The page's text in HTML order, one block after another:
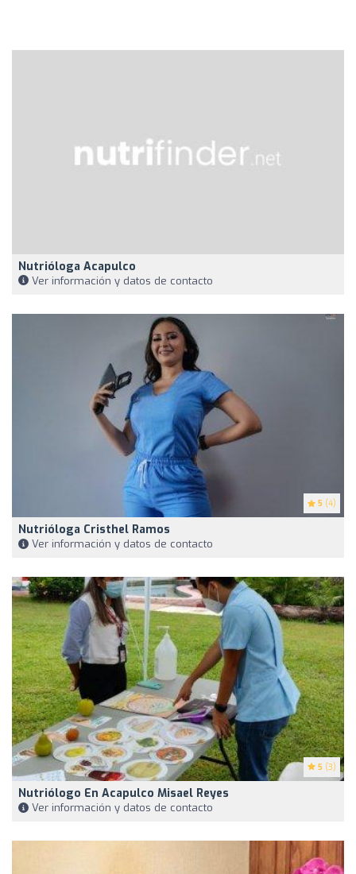
Nutrióloga Acapulco
Ver información y datos de contacto
5 (4)
Nutrióloga Cristhel Ramos
Ver información y datos de contacto
5 (3)
Nutriólogo En Acapulco Misael Reyes
Ver información y datos de contacto